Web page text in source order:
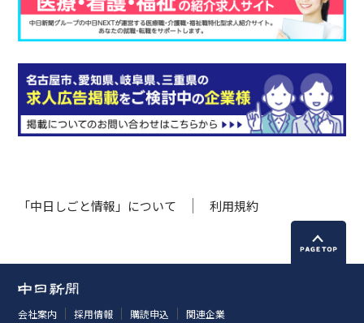
「中日しごと情報」について 利用規約
会社案内 採用情報 購読申込 関連企業